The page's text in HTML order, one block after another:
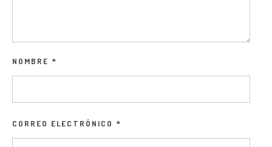
NOMBRE *
CORREO ELECTRÓNICO *